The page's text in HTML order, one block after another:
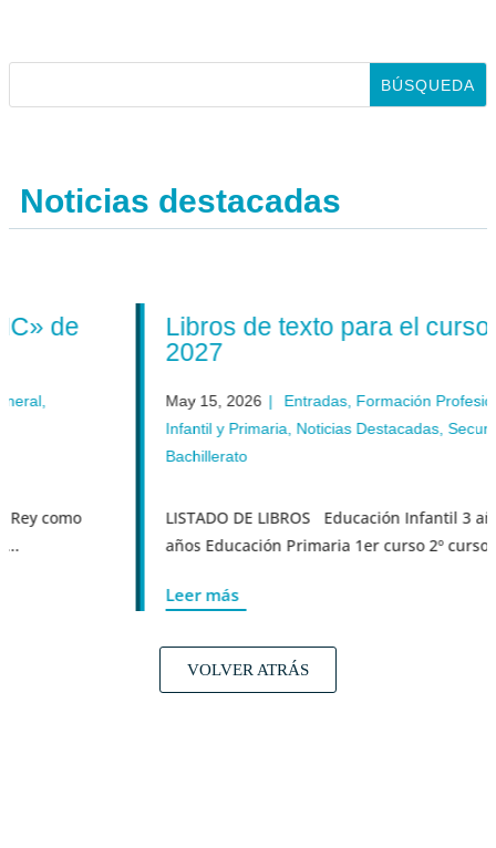
Noticias destacadas
Libros de texto para el curso
2027
May 15, 2026 | Entradas,Formación Profesional,
Infantil y Primaria,Noticias Destacadas,Secundaria y
Bachillerato
LISTADO DE LIBROS Educación Infantil 3 años 4
años Educación Primaria 1er curso 2º curso 3er
Leer más
VOLVER ATRÁS